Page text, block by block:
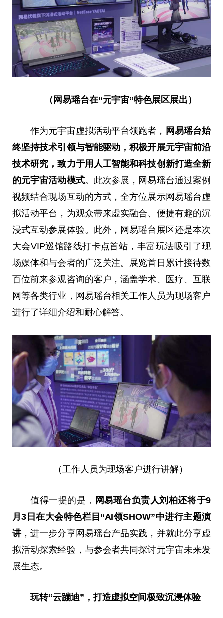
（网易瑶台在“元宇宙”特色展区展出）
作为元宇宙虚拟活动平台领跑者， 网易瑶台始
终坚持技术引领与智能驱动，积极开展元宇宙前沿
技术研究，致力于用 人工智能和科技创新打造全新
的元宇宙活动模式。此次参展，网易瑶台通过案例
视频结合现场互动的方式，全方位展示网易瑶台虚
拟活动平台，为观众带来虚实融合、便捷有趣的沉
浸式互动参展体验。此外，网易瑶台展区还是本次
大会VIP巡馆路线打卡点首站，丰富玩法吸引了现
场媒体和与会者的广泛关注。展览首日累计接待数
百位前来参观咨询的客户，涵盖学术、医疗、互联
网等各类行业，网易瑶台相关工作人员为现场客户
进行了详细介绍和耐心解答。
（工作人员为现场客户进行讲解）
值得一提的是 ， 网易瑶台负责人刘柏还将于9
月3 日在大会特色栏目“AI领SHOW”中进行主题演
讲，进一步分享网易瑶台产品实践，并就此分享虚
拟活动探索经验，与参会者共同探讨元宇宙未来发
展生态。
玩转“云蹦迪”，打造虚拟空间极致沉浸体验